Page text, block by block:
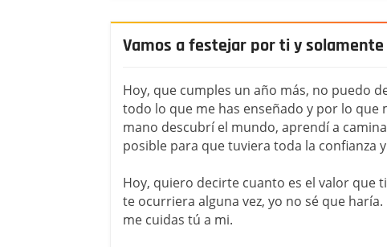
Vamos a festejar por ti y
Hoy, que cumples un año más, no puedo
todo lo que me has enseñado y por lo que
mano descubrí el mundo, aprendí a
posible para que tuviera toda la confianza
Hoy, quiero decirte cuanto es el valor que
te ocurriera alguna vez, yo no sé que
me cuidas tú a mi.